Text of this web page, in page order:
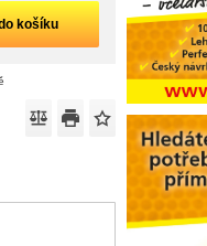
košíku